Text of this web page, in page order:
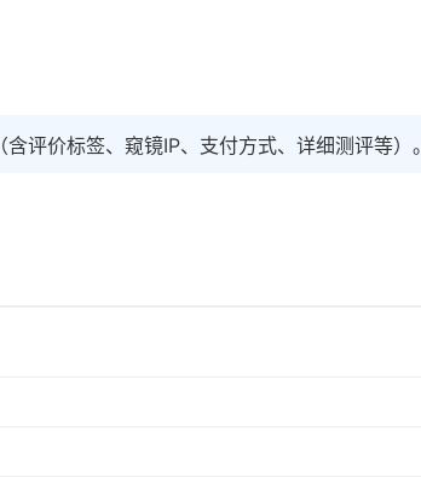
（含评价标签、窥镜IP、支付方式、详细测评等）。